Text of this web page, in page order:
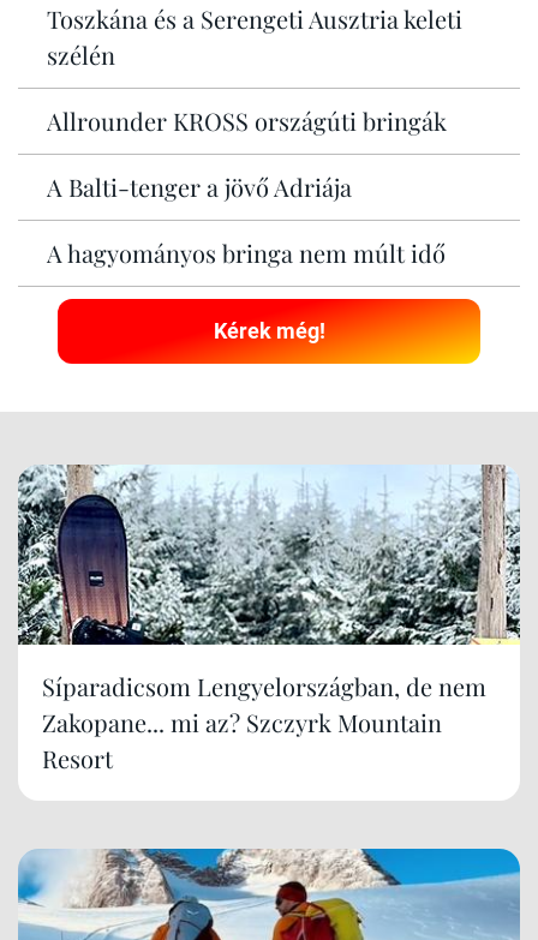
Toszkána és a Serengeti Ausztria keleti
szélén
Allrounder KROSS országúti bringák
A Balti-tenger a jövő Adriája
A hagyományos bringa nem múlt idő
Kérek még!
Síparadicsom Lengyelországban, de nem
Zakopane... mi az? Szczyrk Mountain
Resort